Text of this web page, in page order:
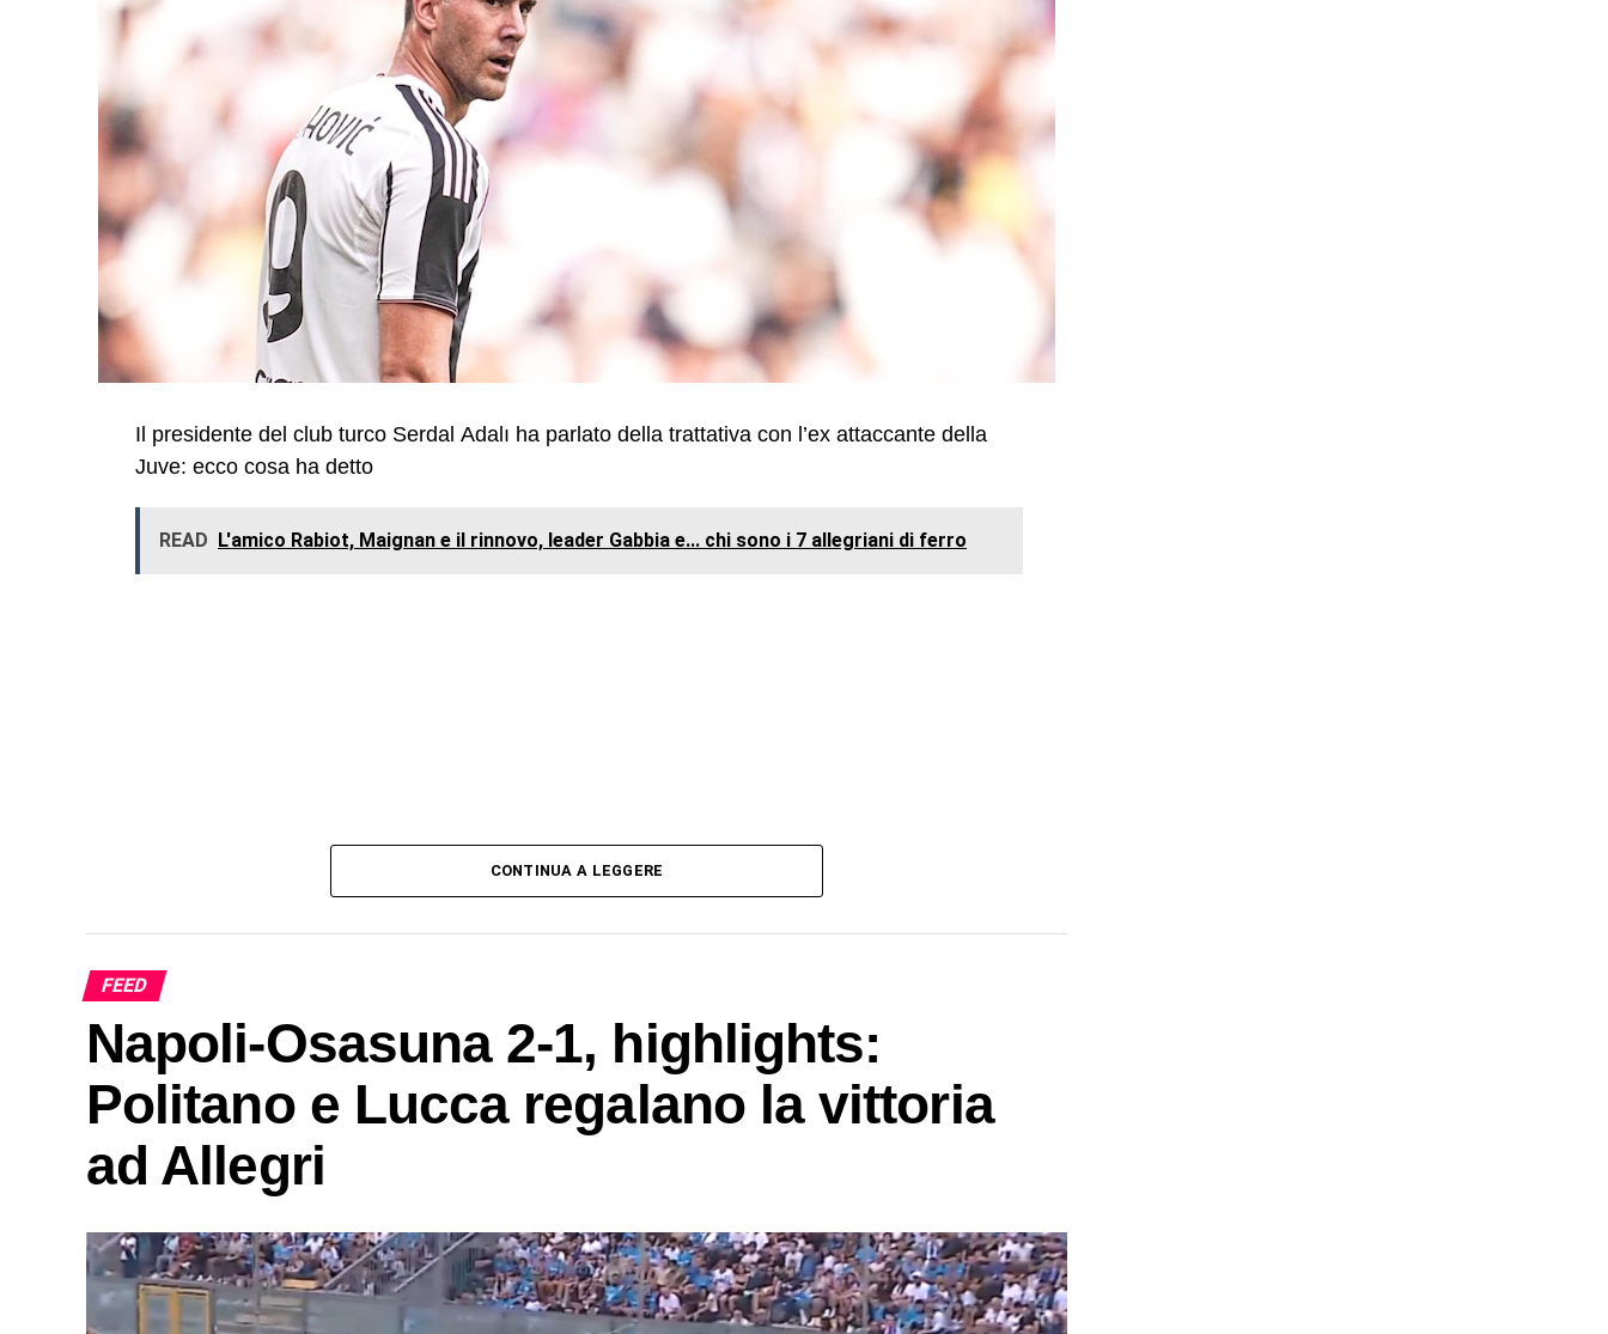
Il presidente del club turco Serdal Adalı ha parlato della trattativa con l’ex attaccante della
Juve: ecco cosa ha detto
READ L'amico Rabiot, Maignan e il rinnovo, leader Gabbia e... chi sono i 7 allegriani di ferro
CONTINUA A LEGGERE
FEED
Napoli-Osasuna 2-1, highlights:
Politano e Lucca regalano la vittoria
ad Allegri